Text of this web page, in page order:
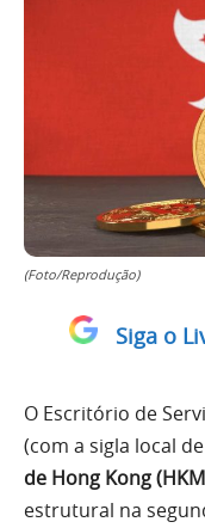
(Foto/Reprodução)
Siga o
O Escritório de
(com a sigla local de
de Hong Kong
estrutural na